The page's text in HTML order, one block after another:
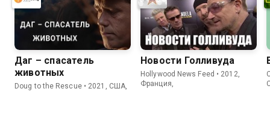
Даг – спасатель
животных
Doug to the Rescue • 2021, США,
Новости Голливуда
Hollywood News Feed • 2012,
Франция,